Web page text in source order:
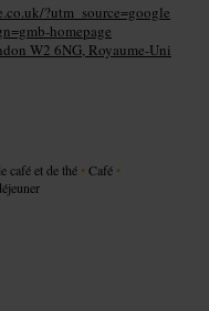
?utm_source=google
homepage
W2 6NG, Royaume-Uni
café et de thé •Café •